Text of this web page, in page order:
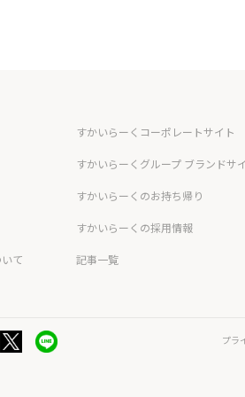
て
すかいらーくコーポレートサイト
すかいらーくグループ ブランドサ
すかいらーくのお持ち帰り
すかいらーくの採用情報
記事一覧
プラ